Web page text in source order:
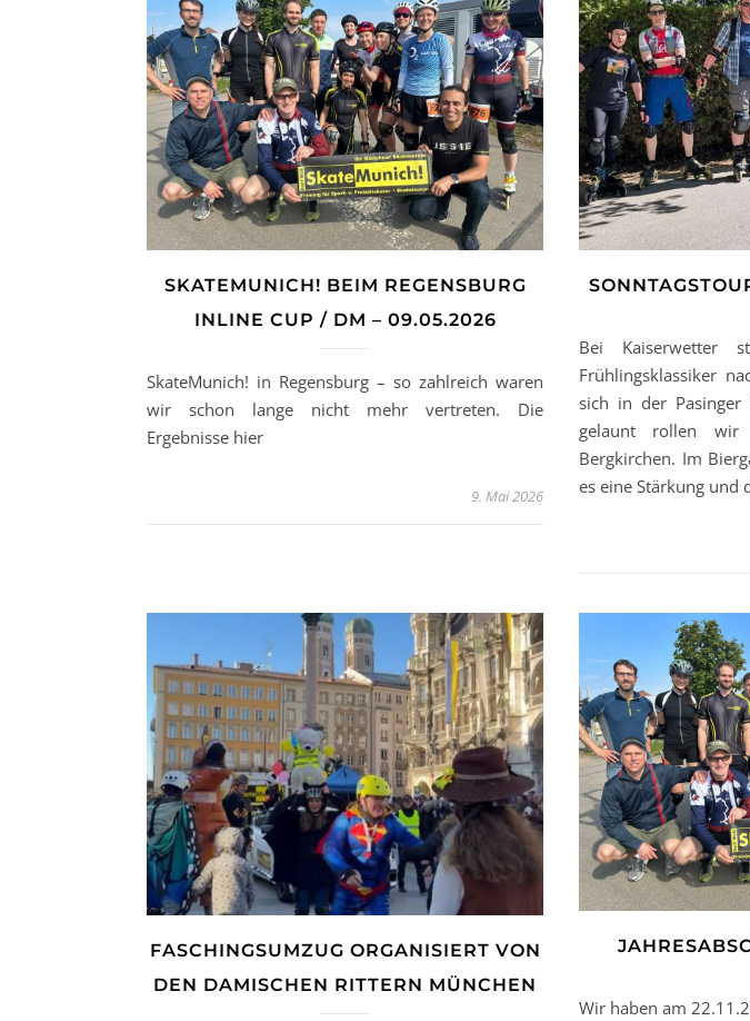
SKATEMUNICH! BEIM REGENSBURG
INLINE CUP / DM – 09.05.2026
SkateMunich! in Regensburg – so zahlreich waren
wir schon lange nicht mehr vertreten. Die
Ergebnisse hier
9. Mai 2026
Bei Kaiserwetter
Frühlingsklassiker
sich in der
gelaunt rollen
Bergkirchen. Im
es eine Stärkung und
FASCHINGSUMZUG ORGANISIERT VON
DEN DAMISCHEN RITTERN MÜNCHEN
Wir haben am